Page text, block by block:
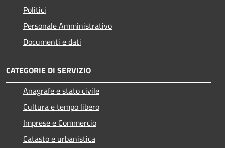
Politici
Personale Amministrativo
Documenti e dati
CATEGORIE DI SERVIZIO
Anagrafe e stato civile
Cultura e tempo libero
Imprese e Commercio
Catasto e urbanistica